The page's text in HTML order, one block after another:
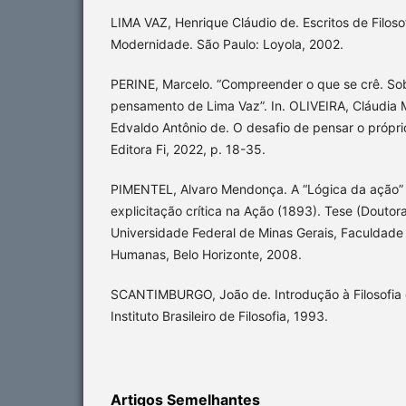
LIMA VAZ, Henrique Cláudio de. Escritos de
Modernidade. São Paulo: Loyola, 2002.
PERINE, Marcelo. “Compreender o que se crê.
pensamento de Lima Vaz”. In. OLIVEIRA, Cláudia
Edvaldo Antônio de. O desafio de pensar o
Editora Fi, 2022, p. 18-35.
PIMENTEL, Alvaro Mendonça. A “Lógica da
explicitação crítica na Ação (1893). Tese
Universidade Federal de Minas Gerais,
Humanas, Belo Horizonte, 2008.
SCANTIMBURGO, João de. Introdução à
Instituto Brasileiro de Filosofia, 1993.
Artigos Semelhantes